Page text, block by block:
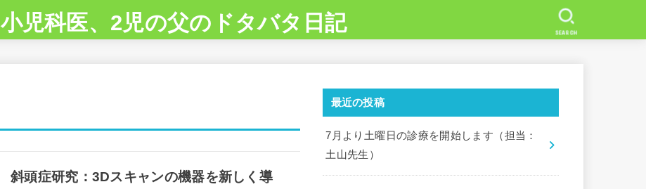
小児科医、2児の父のドタバタ日記 SEARCH
斜頭症研究：3Dスキャンの機器を新しく導
最近の投稿
7月より土曜日の診療を開始します（担当：
土山先生）